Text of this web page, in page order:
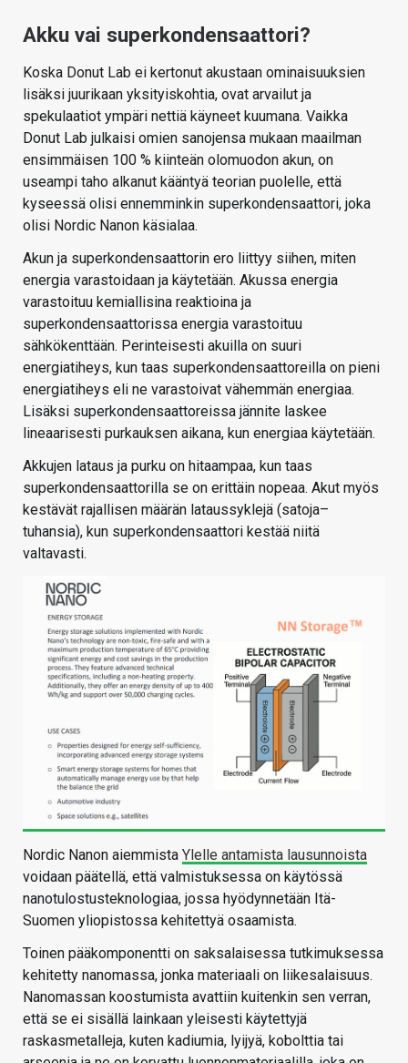
Akku vai superkondensaattori?
Koska Donut Lab ei kertonut akustaan ominaisuuksien
lisäksi juurikaan yksityiskohtia, ovat arvailut ja
spekulaatiot ympäri nettiä käyneet kuumana. Vaikka
Donut Lab julkaisi omien sanojensa mukaan maailman
ensimmäisen 100 % kiinteän olomuodon akun, on
useampi taho alkanut kääntyä teorian puolelle, että
kyseessä olisi ennemminkin superkondensaattori, joka
olisi Nordic Nanon käsialaa.
Akun ja superkondensaattorin ero liittyy siihen, miten
energia varastoidaan ja käytetään. Akussa energia
varastoituu kemiallisina reaktioina ja
superkondensaattorissa energia varastoituu
sähkökenttään. Perinteisesti akuilla on suuri
energiatiheys, kun taas superkondensaattoreilla on pieni
energiatiheys eli ne varastoivat vähemmän energiaa.
Lisäksi superkondensaattoreissa jännite laskee
lineaarisesti purkauksen aikana, kun energiaa käytetään.
Akkujen lataus ja purku on hitaampaa, kun taas
superkondensaattorilla se on erittäin nopeaa. Akut myös
kestävät rajallisen määrän lataussyklejä (satoja–
tuhansia), kun superkondensaattori kestää niitä
valtavasti.
Nordic Nanon aiemmista Ylelle antamista lausunnoista
voidaan päätellä, että valmistuksessa on käytössä
nanotulostusteknologiaa, jossa hyödynnetään Itä-
Suomen yliopistossa kehitettyä osaamista.
Toinen pääkomponentti on saksalaisessa tutkimuksessa
kehitetty nanomassa, jonka materiaali on liikesalaisuus.
Nanomassan koostumista avattiin kuitenkin sen verran,
että se ei sisällä lainkaan yleisesti käytettyjä
raskasmetalleja, kuten kadiumia, lyijyä, kobolttia tai